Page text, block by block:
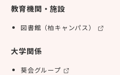
教育機関・施設
図書館（柏キャンパス）
大学関係
葵会グループ